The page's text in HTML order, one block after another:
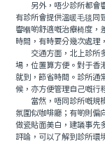
另外，唔少診所都會響
有診所會提供溫暖毛毯同
響嗰啲舒適嘅治療椅度，
時間，有時要分幾次處理
交通方面，北上診所多
場，位置算方便。對于香
就到，節省時間。診所通
候，亦方便管理自己嘅行
當然，唔同診所嘅規模
氛圍似咖啡廳；有啲則偏
做瓷貼面美白，建議事先
評論，可以了解到診所環